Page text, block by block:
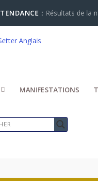
TENDANCE : Résultats de la
MANIFESTATIONS